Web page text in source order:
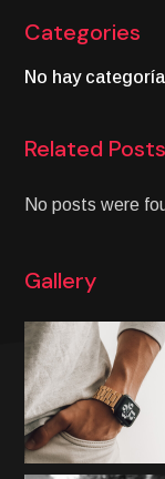
Categories
No hay
Related Posts
No posts were
Gallery